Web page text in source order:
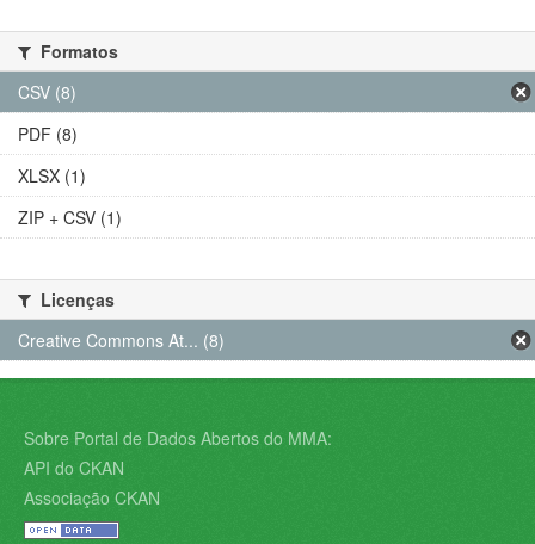
Formatos
CSV (8)
PDF (8)
XLSX (1)
ZIP + CSV (1)
Licenças
Creative Commons At... (8)
Sobre Portal de Dados Abertos do MMA:
API do CKAN
Associação CKAN